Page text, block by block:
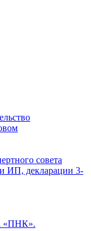
совета
ИП, декларации 3-
«ПНК».